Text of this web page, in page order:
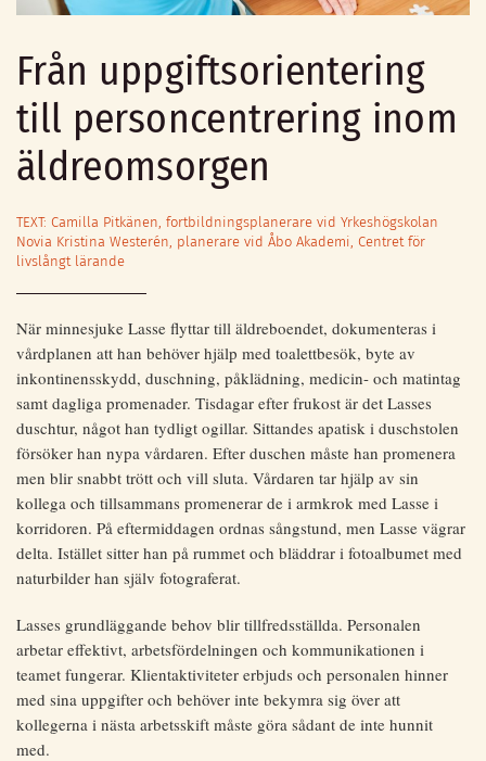
Från uppgiftsorientering
till personcentrering inom
äldreomsorgen
TEXT: Camilla Pitkänen, fortbildningsplanerare vid Yrkeshögskolan
Novia Kristina Westerén, planerare vid Åbo Akademi, Centret för
livslångt lärande
När minnesjuke Lasse flyttar till äldreboendet, dokumenteras i
vårdplanen att han behöver hjälp med toalettbesök, byte av
inkontinensskydd, duschning, påklädning, medicin- och matintag
samt dagliga promenader. Tisdagar efter frukost är det Lasses
duschtur, något han tydligt ogillar. Sittandes apatisk i duschstolen
försöker han nypa vårdaren. Efter duschen måste han promenera
men blir snabbt trött och vill sluta. Vårdaren tar hjälp av sin
kollega och tillsammans promenerar de i armkrok med Lasse i
korridoren. På eftermiddagen ordnas sångstund, men Lasse vägrar
delta. Istället sitter han på rummet och bläddrar i fotoalbumet med
naturbilder han själv fotograferat.
Lasses grundläggande behov blir tillfredsställda. Personalen
arbetar effektivt, arbetsfördelningen och kommunikationen i
teamet fungerar. Klientaktiviteter erbjuds och personalen hinner
med sina uppgifter och behöver inte bekymra sig över att
kollegerna i nästa arbetsskift måste göra sådant de inte hunnit
med.